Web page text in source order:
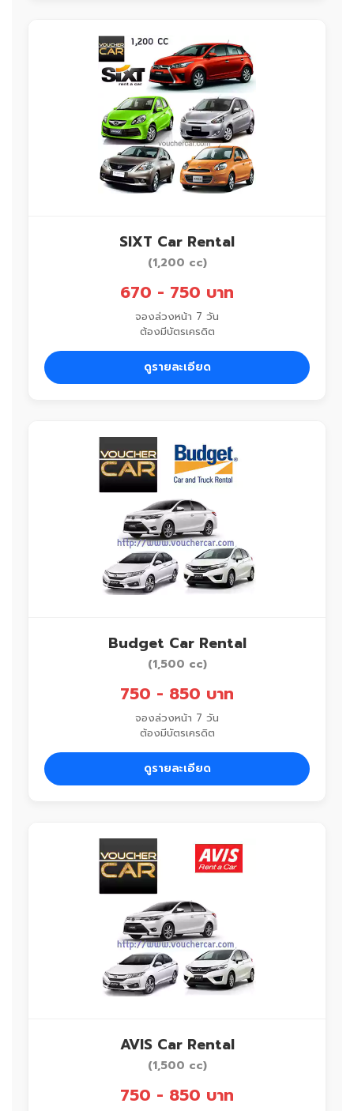
SIXT Car Rental
(1,200 cc)
670 - 750 บาท
จองล่วงหน้า 7 วัน
ต้องมีบัตรเครดิต
ดูรายละเอียด
Budget Car Rental
(1,500 cc)
750 - 850 บาท
จองล่วงหน้า 7 วัน
ต้องมีบัตรเครดิต
ดูรายละเอียด
AVIS Car Rental
(1,500 cc)
750 - 850 บาท